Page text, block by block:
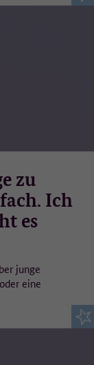
zu
Ich
es
junge
eine